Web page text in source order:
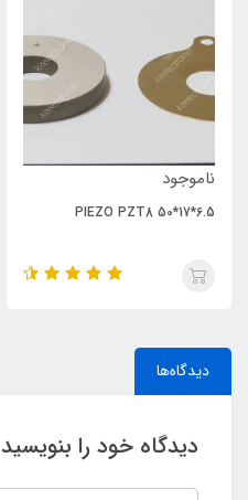
ناموجود
PIEZO PZT8 50*17*6.5
دیدگاه‌ها
دیدگاه خود را بنویسید